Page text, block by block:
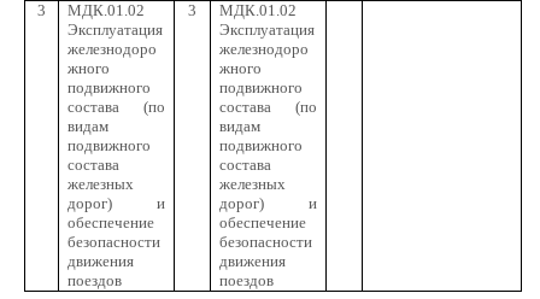
3
МДК.01.02
Эксплуатация
железнодоро
жного
подвижного
состава (по
видам
подвижного
состава
железных
дорог) и
обеспечение
безопасности
движения
поездов
3
МДК.01.02
Эксплуатация
железнодоро
жного
подвижного
состава (по
видам
подвижного
состава
железных
дорог) и
обеспечение
безопасности
движения
поездов